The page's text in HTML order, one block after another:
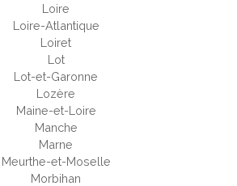
Loire
Loire-Atlantique
Loiret
Lot
Lot-et-Garonne
Lozère
Maine-et-Loire
Manche
Marne
Meurthe-et-Moselle
Morbihan